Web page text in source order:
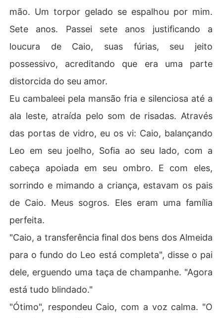
Minha herança. O legado da minha família. Transferido
para o filho secreto dele. Meu próprio dinheiro, usado p
ara garantir o futuro da sua traição. Todos eles sabiam.
Todos eles conspiraram. Sua fúria, sua paranoia, sua d
oença - não era para todos. Era um inferno particular q
ue ele havia reservado só para mim.
Afastei-me da porta, meu corpo frio como gelo. Corri de
volta para o nosso quarto, aquele que compartilhamos
exo, para o fantasma da mulher que eu costumava ser.
Um voto silencioso se formou em meus lábios, mudo, m
"Caio Herrera", sussurrei para o quarto vazio. "Eu nunca
mão. Um torpor gelado se espalhou por mim.
Sete anos. Passei sete anos justificando a
loucura de Caio, suas fúrias, seu jeito
possessivo, acreditando que era uma parte
distorcida do seu amor.
Eu cambaleei pela mansão fria e silenciosa até a
ala leste, atraída pelo som de risadas. Através
das portas de vidro, eu os vi: Caio, balançando
Leo em seu joelho, Sofia ao seu lado, com a
cabeça apoiada em seu ombro. E com eles,
sorrindo e mimando a criança, estavam os pais
de Caio. Meus sogros. Eles eram uma família
perfeita.
"Caio, a transferência final dos bens dos Almeida
para o fundo do Leo está completa", disse o pai
dele, erguendo uma taça de champanhe. "Agora
está tudo blindado."
"Ótimo", respondeu Caio, com a voz calma. "O